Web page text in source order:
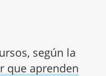
según la
que aprenden